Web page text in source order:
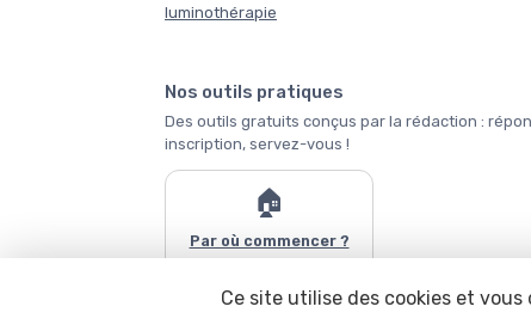
luminothérapie
Nos outils pratiques
Des outils gratuits conçus par la rédaction :
inscription, servez-vous !
🏠
Par où commencer ?
Tous les outils →
Ce site utilise des cookies et